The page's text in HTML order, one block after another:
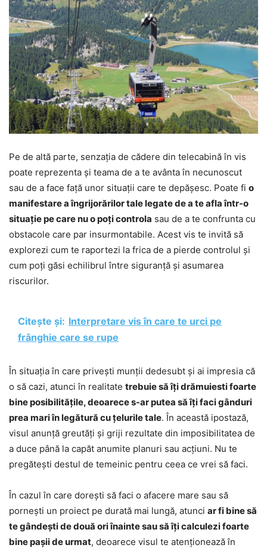
Pe de altă parte, senzația de cădere din telecabină în vis
poate reprezenta și teama de a te avânta în necunoscut
sau de a face față unor situații care te depășesc. Poate fi o
manifestare a îngrijorărilor tale legate de a te afla într-o
situație pe care nu o poți controla sau de a te confrunta cu
obstacole care par insurmontabile. Acest vis te invită să
explorezi cum te raportezi la frica de a pierde controlul și
cum poți găsi echilibrul între siguranță și asumarea
riscurilor.
Citește și: Interpretare vis în care te urci pe
frânghie care se rupe
În situația în care privești munții dedesubt și ai impresia că
o să cazi, atunci în realitate trebuie să îți drămuiesti foarte
bine posibilitățile, deoarece s-ar putea să îți faci gânduri
prea mari în legătură cu țelurile tale. În această ipostază,
visul anunță greutăți și griji rezultate din imposibilitatea de
a duce până la capăt anumite planuri sau acțiuni. Nu te
pregătești destul de temeinic pentru ceea ce vrei să faci.
În cazul în care dorești să faci o afacere mare sau să
pornești un proiect pe durată mai lungă, atunci ar fi bine să
te gândești de două ori înainte sau să îți calculezi foarte
bine pașii de urmat, deoarece visul te atenționează în